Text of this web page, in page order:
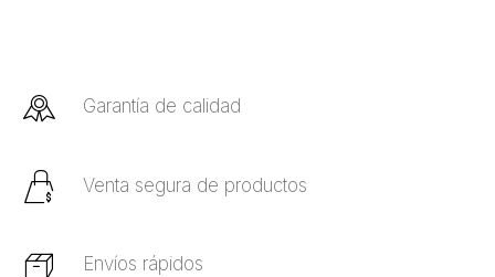
Garantía de calidad
Venta segura de productos
Envíos rápidos